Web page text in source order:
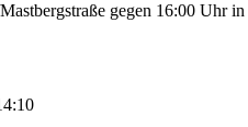
gegen 16:00 Uhr